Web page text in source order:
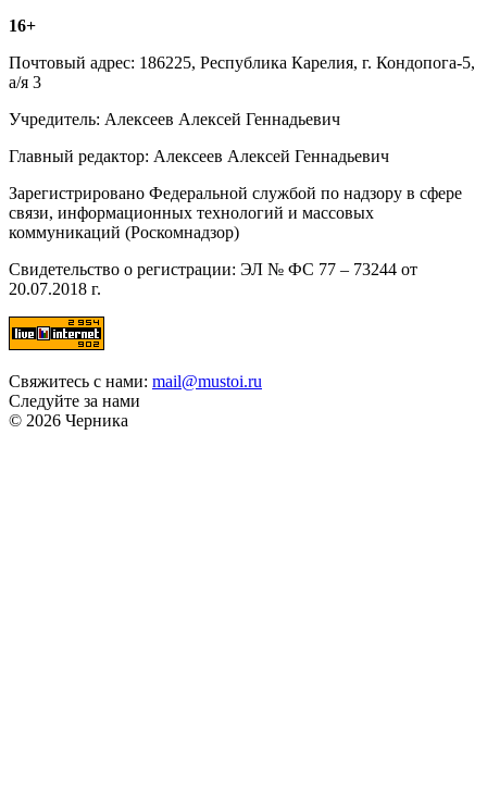
16+
Почтовый адрес: 186225, Республика Карелия, г. Кондопога-5,
а/я 3
Учредитель: Алексеев Алексей Геннадьевич
Главный редактор: Алексеев Алексей Геннадьевич
Зарегистрировано Федеральной службой по надзору в сфере
связи, информационных технологий и массовых
коммуникаций (Роскомнадзор)
Свидетельство о регистрации: ЭЛ № ФС 77 – 73244 от
20.07.2018 г.
Свяжитесь с нами: mail@mustoi.ru
Следуйте за нами
© 2026 Черника